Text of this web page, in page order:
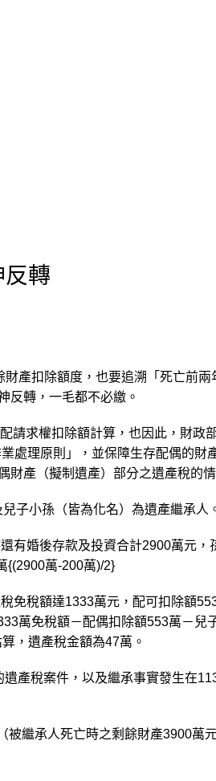
轉
產扣除額度，也要追溯「死亡前兩
反轉，一毛都不必繳。
請求權扣除額計算，也因此，財政
處理原則」，並保障生存配偶的財
財產（擬制遺產）部分之遺產稅的情
子小孫（皆為化名）為遺產繼承人
有婚後存款及投資合計2900萬元，
{(2900萬-200萬)/2}
免稅額達1333萬元，配可扣除額
萬免稅額－配偶扣除額553萬－兒
，遺產稅金額為47萬。
產稅案件，以及繼承事實發生在
被繼承人死亡時之剩餘財產3900萬